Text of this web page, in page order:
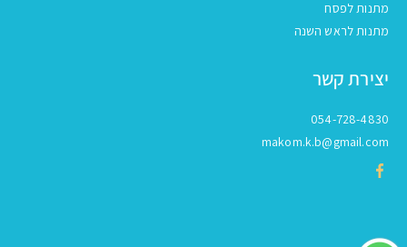
מתנות לפסח
מתנות לראש השנה
יצירת קשר
054-728-4830
makom.k.b@gmail.com